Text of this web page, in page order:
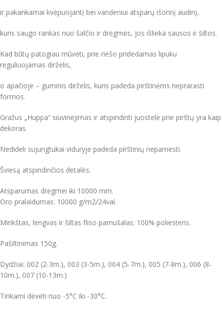
ir pakankamai kvėpuojantį bei vandeniui atsparų išorinį audinį,
kuris saugo rankas nuo šalčio ir drėgmės, jos išlieka sausos ir šiltos.
Kad būtų patogiau mūvėti, prie riešo pridedamas lipuku
reguliuojamas dirželis,
o apačioje – guminis dirželis, kuris padeda pirštinėms neprarasti
formos.
Gražus „Huppa“ siuvinėjimas ir atspindinti juostelė prie pirštų yra kaip
dekoras.
Nedideli sujungtukai viduryje padeda pirštinių nepamesti.
Šviesą atspindinčios detalės.
Atsparumas drėgmei iki 10000 mm.
Oro pralaidumas: 10000 g/m2/24val.
Minkštas, lengvas ir šiltas fliso pamušalas: 100% poliesteris.
Pašiltinimas 150g.
Dydžiai: 002 (2-3m.), 003 (3-5m.), 004 (5-7m.), 005 (7-8m.), 006 (8-
10m.), 007 (10-13m.)
Tinkami dėvėti nuo -5°C iki -30°C.